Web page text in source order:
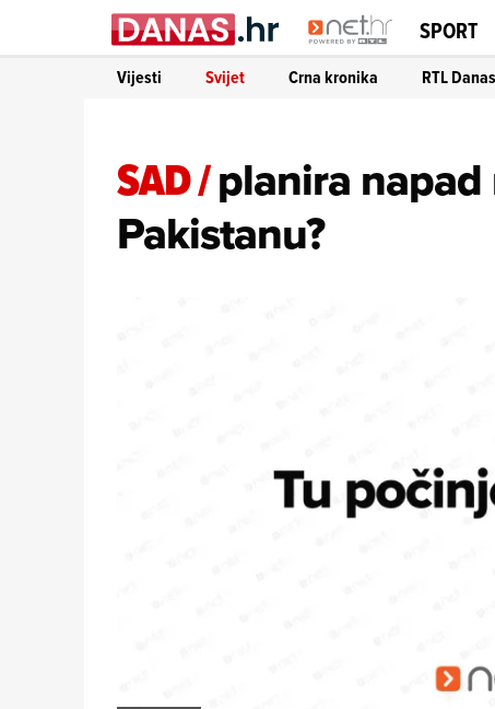
SPORT
Vijesti Svijet Crna kronika RTL Danas
SAD/planira
Pakistanu?